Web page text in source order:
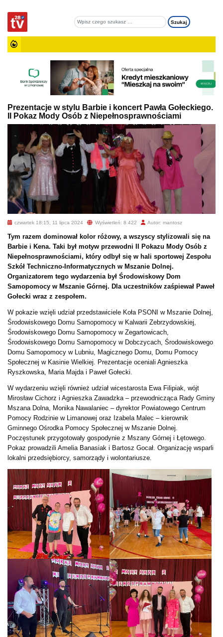
Prezentacje w stylu Barbie i koncert Pawła Gołeckiego.
II Pokaz Mody Osób z Niepełnosprawnościami
czwartek 18:15, 11 lipca 2024 Wyświetleń: 8 422 Autor: mantosz
Tym razem dominował kolor różowy, a wszyscy stylizowali się na
Barbie i Kena. Taki był motyw przewodni II Pokazu Mody Osób z
Niepełnosprawnościami, który odbył się w hali sportowej Zespołu
Szkół Techniczno-Informatycznych w Mszanie Dolnej.
Organizatorem tego wydarzenia był Środowiskowy Dom
Samopomocy w Mszanie Górnej. Dla uczestników zaśpiewał Paweł
Gołecki wraz z zespołem.
W pokazie wzięli udział przedstawiciele Koła PSONI w Mszanie Dolnej,
Środowiskowego Domu Samopomocy w Kalwarii Zebrzydowskiej,
Środowiskowego Domu Samopomocy w Zegartowicach,
Środowiskowego Domu Samopomocy w Dobczycach, Środowiskowego
Domu Samopomocy w Lubniu, Magicznego Domu, Domu Pomocy
Społecznej w Kasinie Wielkiej. Prezentacje oceniali Agnieszka
Ryszkowska, Maria Majda i Paweł Gołecki.
W wydarzeniu wzięli również udział wicestarosta Ewa Filipiak, wójt
Mirosław Cichorz i Agnieszka Zawadzka – przewodnicząca Rady Gminy
Mszana Dolna, Monika Nawalaniec – dyrektor Powiatowego Centrum
Pomocy Rodzinie w Limanowej oraz Izabela Malec – kierownik
Gminnego Ośrodka Pomocy Społecznej w Mszanie Dolnej.
Poczęstunek przygotowały gospodynie z Mszany Górnej i Łętowego.
Pokaz prowadzili Amelia Banasiak i Bartosz Gocał. Organizację wsparli
lokalni przedsiębiorcy, samorządy i wolontariusze.